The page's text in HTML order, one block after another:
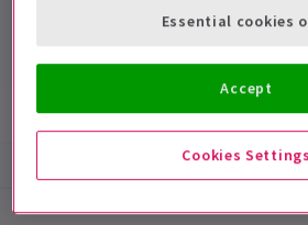
Show-Infos Barrierefreiheit
Cookies Settings
Essential cookies
Accept